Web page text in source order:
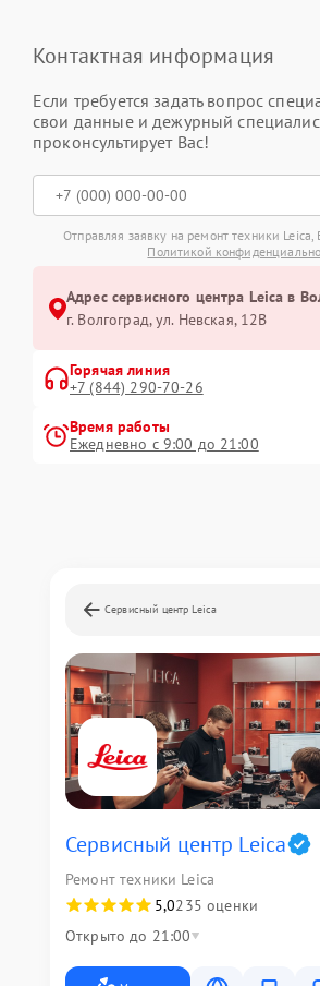
Контактная информация
Если требуется задать вопрос
свои данные и дежурный
проконсультирует Вас!
Отправляя заявку на ремонт техники Leica,
Политикой
Адрес сервисного центра Leica в
г. Волгоград, ул. Невская, 12В
Горячая линия
+7 (844) 290-70-26
Время работы
Ежедневно с 9:00 до 21:00
Сервисный центр Leica
Сервисный центр Leica
Ремонт техники Leica
5,0235 оценки
Открыто до 21:00